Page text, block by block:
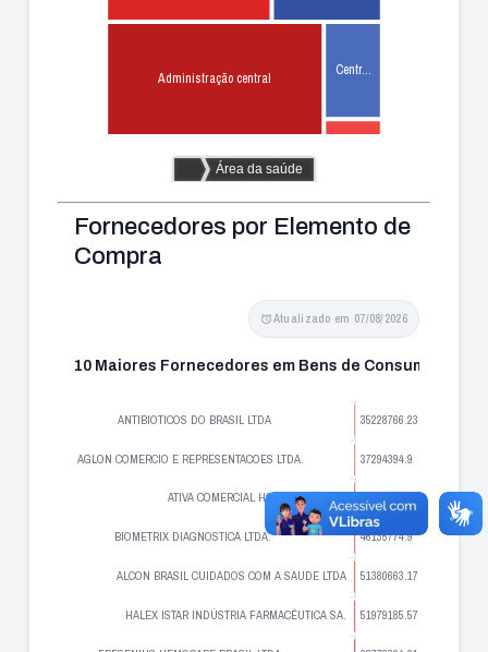
Fornecedores por Elemento de
Compra
Atualizado em 07/08/2026